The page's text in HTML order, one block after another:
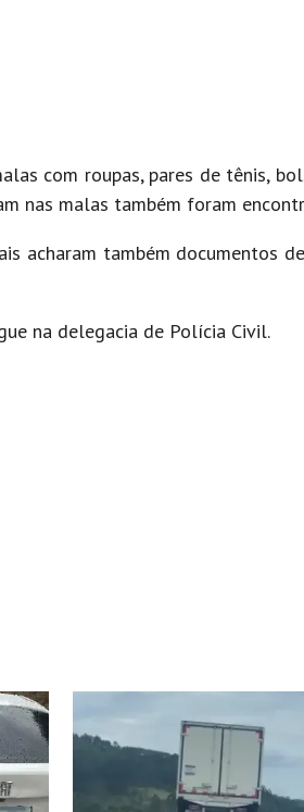
com roupas, pares de tênis,
nas malas também foram
acharam também documentos
na delegacia de Polícia Civil.